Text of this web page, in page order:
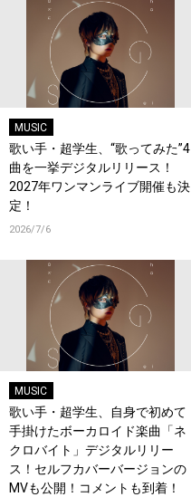
MUSIC
歌い手・超学生、“歌ってみた”4
曲を一挙デジタルリリース！
2027年ワンマンライブ開催も決
定！
2026/7/6
MUSIC
歌い手・超学生、自身で初めて
手掛けたボーカロイド楽曲「ネ
クロバイト」デジタルリリー
ス！セルフカバーバージョンの
MVも公開！コメントも到着！